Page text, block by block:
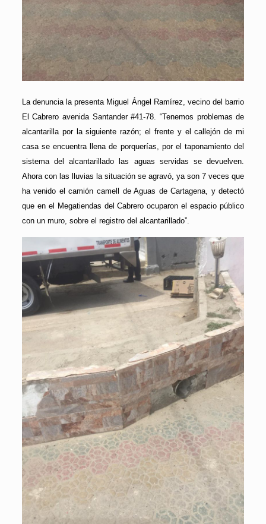
La denuncia la presenta Miguel Ángel Ramírez, vecino del barrio
El Cabrero avenida Santander #41-78. “Tenemos problemas de
alcantarilla por la siguiente razón; el frente y el callejón de mi
casa se encuentra llena de porquerías, por el taponamiento del
sistema del alcantarillado las aguas servidas se devuelven.
Ahora con las lluvias la situación se agravó, ya son 7 veces que
ha venido el camión camell de Aguas de Cartagena, y detectó
que en el Megatiendas del Cabrero ocuparon el espacio público
con un muro, sobre el registro del alcantarillado”.